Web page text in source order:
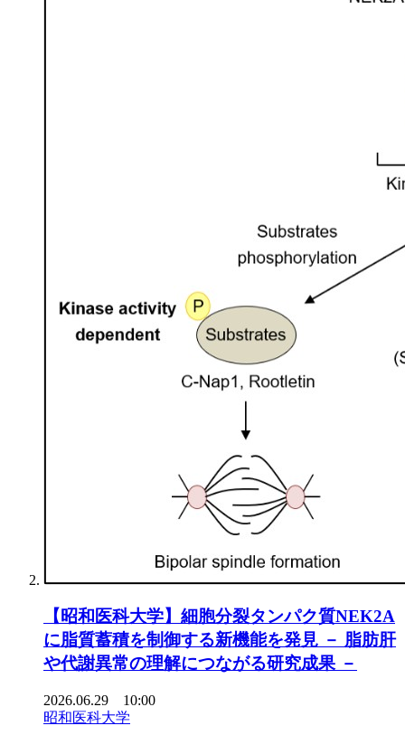
【昭和医科大学】細胞分裂タンパク質NEK2A
に脂質蓄積を制御する新機能を発見 － 脂肪肝
や代謝異常の理解につながる研究成果 －
2026.06.29 10:00
昭和医科大学